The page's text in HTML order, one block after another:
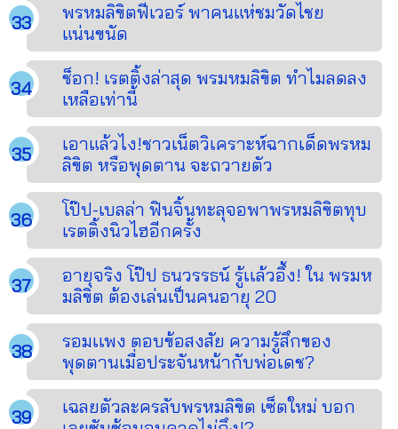
พรหมลิขิตฟีเวอร์ พาคนแห่ชมวัดไชย
แน่นขนัด
ช็อก! เรตติ้งล่าสุด พรมหมลิขิต ทำไมลดลง
เหลือเท่านี้
เอาแล้วไง!ชาวเน็ตวิเคราะห์ฉากเด็ดพรหม
ลิขิต หรือพุดตาน จะถวายตัว
โป๊ป-เบลล่า ฟินจิ้นทะลุจอพาพรหมลิขิตทุบ
เรตติ้งนิวไฮอีกครั้ง
อายุจริง โป๊ป ธนวรรธน์ รู้เเล้วอึ้ง! ใน พรมห
มลิขิต ต้องเล่นเป็นคนอายุ 20
รอมเเพง ตอบข้อสงสัย ความรู้สึกของ
พุดตานเมื่อประจันหน้ากับพ่อเดช?
เฉลยตัวละครลับพรหมลิขิต เซ็ตใหม่ บอก